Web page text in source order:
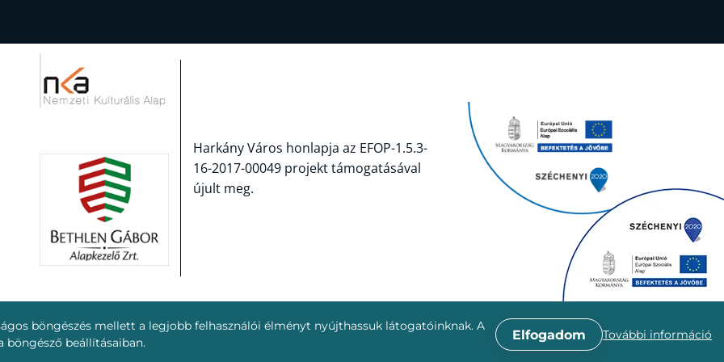
böngészés mellett a legjobb felhasználói élményt nyújthassuk látogatóinknak. A
beállításaiban.
Elfogadom További információ
Harkány Város honlapja az EFOP-1.5.3-
16-2017-00049 projekt támogatásával
újult meg.
@2020 | Design és fejlesztés:Make IT Online